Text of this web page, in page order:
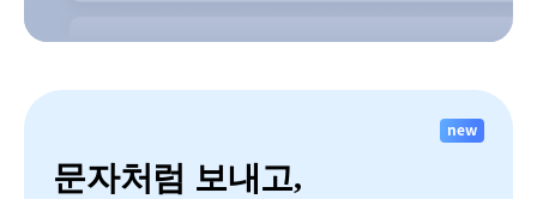
new
문자처럼 보내고,